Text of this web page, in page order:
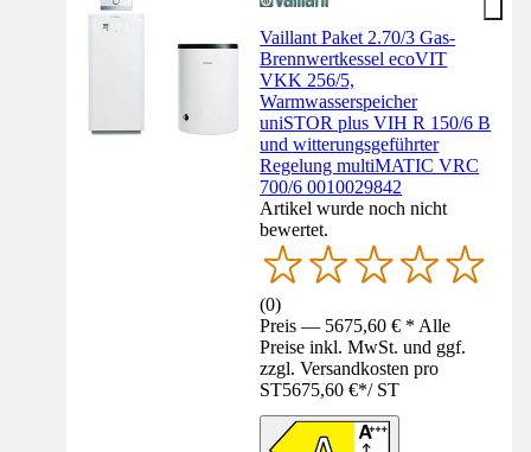
Vaillant Paket 2.70/3 Gas-
Brennwertkessel ecoVIT
VKK 256/5,
Warmwasserspeicher
uniSTOR plus VIH R 150/6 B
und witterungsgeführter
Regelung multiMATIC VRC
700/6 0010029842
Artikel wurde noch nicht
bewertet.
(0)
Preis — 5675,60 € * Alle
Preise inkl. MwSt. und ggf.
zzgl. Versandkosten pro
ST5675,60 €*/ ST